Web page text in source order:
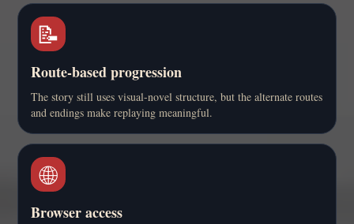
📝
Route-based progression
The story still uses visual-novel structure, but the alternate routes
and endings make replaying meaningful.
🌐
Browser access